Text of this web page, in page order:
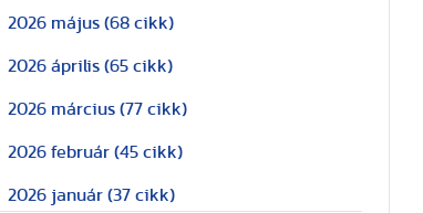
2026 május (68 cikk)
2026 április (65 cikk)
2026 március (77 cikk)
2026 február (45 cikk)
2026 január (37 cikk)